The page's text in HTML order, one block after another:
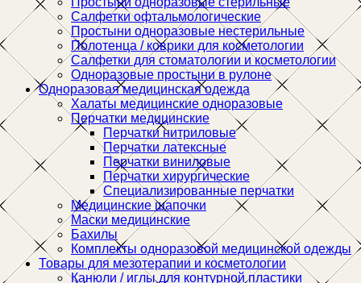
Салфетки офтальмологические
Простыни одноразовые нестерильные
Полотенца / коврики для косметологии
Салфетки для стоматологии и косметологии
Одноразовые простыни в рулоне
Одноразовая медицинская одежда
Халаты медицинские одноразовые
Перчатки медицинские
Перчатки нитриловые
Перчатки латексные
Перчатки виниловые
Перчатки хирургические
Специализированные перчатки
Медицинские шапочки
Маски медицинские
Бахилы
Комплекты одноразовой медицинской одежды
Товары для мезотерапии и косметологии
Канюли / иглы для контурной пластики